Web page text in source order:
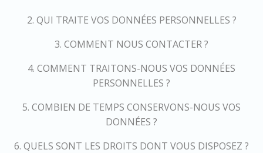
2. QUI TRAITE VOS DONNÉES PERSONNELLES ?
3. COMMENT NOUS CONTACTER ?
4. COMMENT TRAITONS-NOUS VOS DONNÉES
PERSONNELLES ?
5. COMBIEN DE TEMPS CONSERVONS-NOUS VOS
DONNÉES ?
6. QUELS SONT LES DROITS DONT VOUS DISPOSEZ ?